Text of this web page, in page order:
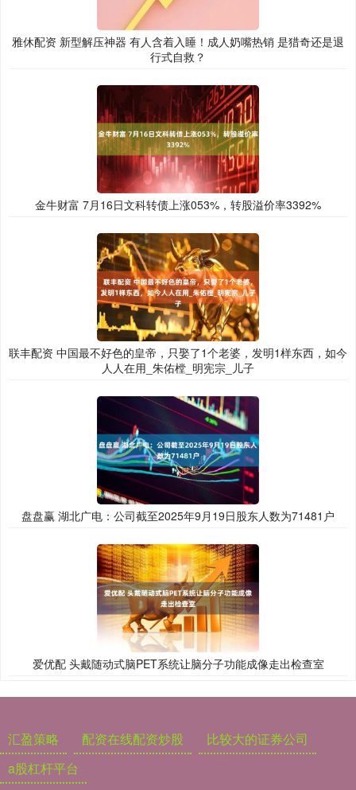
雅休配资 新型解压神器 有人含着入睡！成人奶嘴热销 是猎奇还是退
行式自救？
金牛财富 7月16日文科转债上涨053%，转股溢价率3392%
联丰配资 中国最不好色的皇帝，只娶了1个老婆，发明1样东西，如今
人人在用_朱佑樘_明宪宗_儿子
盘盘赢 湖北广电：公司截至2025年9月19日股东人数为71481户
爱优配 头戴随动式脑PET系统让脑分子功能成像走出检查室
汇盈策略 配资在线配资炒股
比较大的证券公司
a股杠杆平台